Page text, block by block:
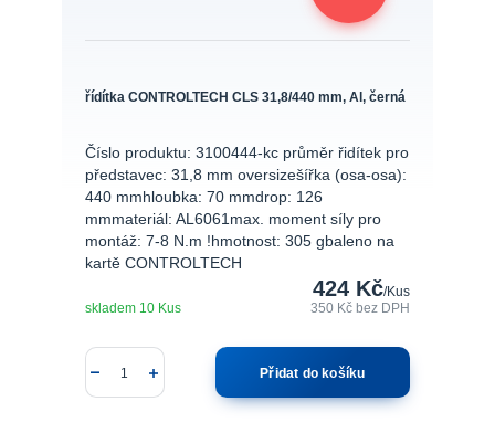
řídítka CONTROLTECH CLS 31,8/440 mm, Al, černá
Číslo produktu: 3100444-kc průměr řidítek pro
představec: 31,8 mm oversizešířka (osa-osa):
440 mmhloubka: 70 mmdrop: 126
mmmateriál: AL6061max. moment síly pro
montáž: 7-8 N.m !hmotnost: 305 gbaleno na
kartě CONTROLTECH
424 Kč/Kus
350 Kč bez DPH
skladem 10 Kus
Přidat do košíku